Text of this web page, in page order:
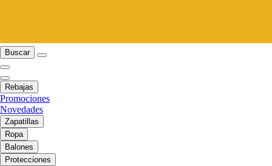
Buscar
Rebajas
Promociones
Novedades
Zapatillas
Ropa
Balones
Protecciones